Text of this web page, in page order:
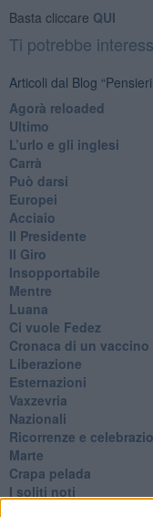
Basta cliccare QUI
Ti potrebbe
Articoli dal Blog
​Agorà reloaded
Ultimo
​L’urlo e gli inglesi
Carrà
Può darsi
Europei
Acciaio
Il Presidente
​Il Giro
Insopportabile
​Mentre
Luana
​Ci vuole Fedez
​Cronaca di un
​Liberazione
Esternazioni
Vaxzevria
Nazionali
​Ricorrenze e
Marte
​Crapa pelada
​I soliti noti